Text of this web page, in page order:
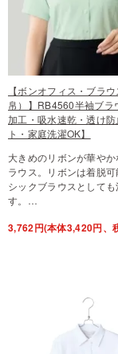
【ボンオフィス・ブラ
帛）】RB4560半袖ブラ
加工・吸水速乾・透け
ト・家庭洗濯OK】
大きめのリボンが華や
ラウス。リボンは着脱
シックブラウスとしても
す。…
3,762円(本体3,420円、